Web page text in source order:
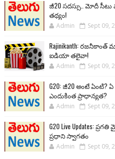
జీ20 సదస్సు.. మోదీ సీటు
తథ్యం!
Admin Sept 09,
Rajinikanth:
ఐడియా తలైవా!
Admin Sept 09,
G20: జీ20 అంటే ఏంటి?
ఎందుకింత ప్రాధాన్యత?
Admin Sept 09,
G20 Live Updates:
ప్రధాని స్వాగతం
Admin Sept 09,